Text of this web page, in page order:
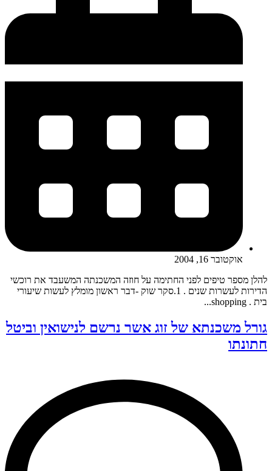
אוקטובר 16, 2004
להלן מספר טיפים לפני החתימה על חוזה המשכנתה המשעבד את רוכשי
הדירות לעשרות שנים . 1.סקר שוק -דבר ראשון מומלץ לעשות שיעורי
בית . shopping...
גורל משכנתא של זוג אשר נרשם לנישואין וביטל
חתונתו